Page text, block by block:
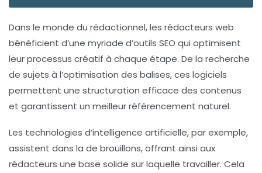
Dans le monde du rédactionnel, les rédacteurs web
bénéficient d’une myriade d’outils SEO qui optimisent
leur processus créatif à chaque étape. De la recherche
de sujets à l’optimisation des balises, ces logiciels
permettent une structuration efficace des contenus
et garantissent un meilleurréférencement naturel.
Les technologies d’intelligence artificielle, par exemple,
assistent dans la de brouillons, offrant ainsi aux
rédacteurs une base solide sur laquelle travailler. Cela